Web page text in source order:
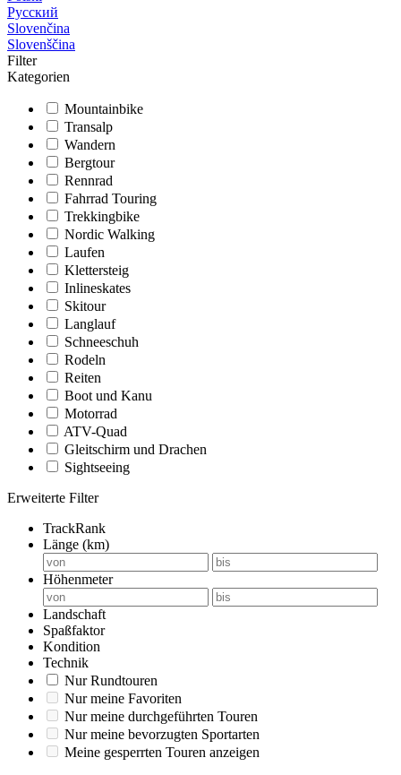
Русский
Slovenčina
Slovenščina
Filter
Kategorien
Mountainbike
Transalp
Wandern
Bergtour
Rennrad
Fahrrad Touring
Trekkingbike
Nordic Walking
Laufen
Klettersteig
Inlineskates
Skitour
Langlauf
Schneeschuh
Rodeln
Reiten
Boot und Kanu
Motorrad
ATV-Quad
Gleitschirm und Drachen
Sightseeing
Erweiterte Filter
TrackRank
Länge (km)
Höhenmeter
Landschaft
Spaßfaktor
Kondition
Technik
Nur Rundtouren
Nur meine Favoriten
Nur meine durchgeführten Touren
Nur meine bevorzugten Sportarten
Meine gesperrten Touren anzeigen